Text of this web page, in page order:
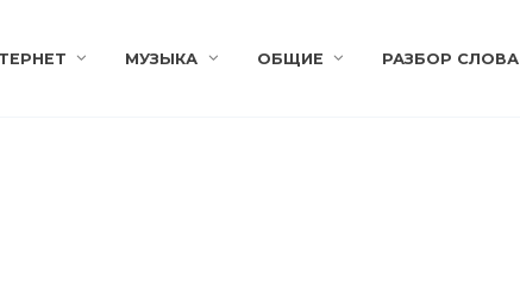
МУЗЫКА ОБЩИЕ РАЗБОР СЛОВА